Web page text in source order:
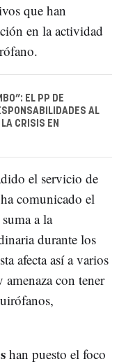
que han
en la actividad
EL PP DE
AL
CRISIS EN
el servicio de
comunicado el
a la
durante los
afecta así a varios
con tener
han puesto el foco